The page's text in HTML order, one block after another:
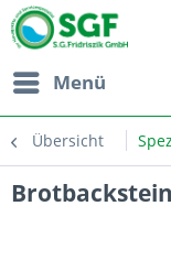
Menü
Übersicht
Brotbackstein